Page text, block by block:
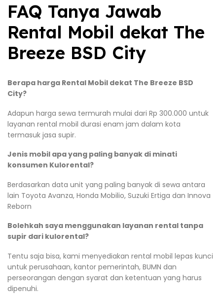
FAQ Tanya Jawab
Rental Mobil dekat The
Breeze BSD City
Berapa harga Rental Mobil dekat The Breeze BSD
City?
Adapun harga sewa termurah mulai dari Rp 300.000 untuk
layanan rental mobil durasi enam jam dalam kota
termasuk jasa supir.
Jenis mobil apa yang paling banyak di minati
konsumen Kulorental?
Berdasarkan data unit yang paling banyak di sewa antara
lain Toyota Avanza, Honda Mobilio, Suzuki Ertiga dan Innova
Reborn
Bolehkah saya menggunakan layanan rental tanpa
supir dari kulorental?
Tentu saja bisa, kami menyediakan rental mobil lepas kunci
untuk perusahaan, kantor pemerintah, BUMN dan
perseorangan dengan syarat dan ketentuan yang harus
dipenuhi.